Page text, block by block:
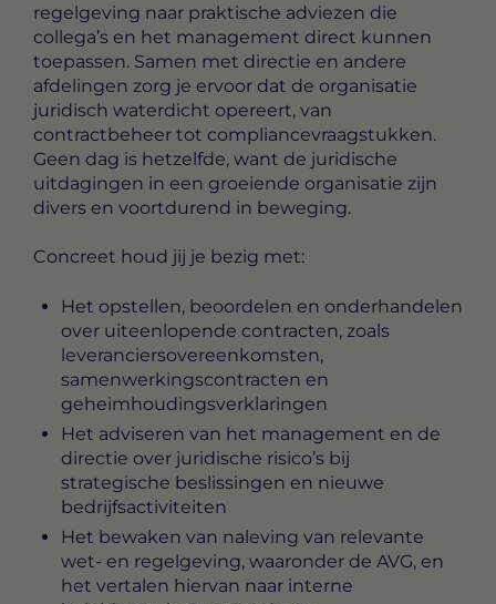
regelgeving naar praktische adviezen die
collega’s en het management direct kunnen
toepassen. Samen met directie en andere
afdelingen zorg je ervoor dat de organisatie
juridisch waterdicht opereert, van
contractbeheer tot compliancevraagstukken.
Geen dag is hetzelfde, want de juridische
uitdagingen in een groeiende organisatie zijn
divers en voortdurend in beweging.
Concreet houd jij je bezig met:
Het opstellen, beoordelen en onderhandelen
over uiteenlopende contracten, zoals
leveranciersovereenkomsten,
samenwerkingscontracten en
geheimhoudingsverklaringen
Het adviseren van het management en de
directie over juridische risico’s bij
strategische beslissingen en nieuwe
bedrijfsactiviteiten
Het bewaken van naleving van relevante
wet- en regelgeving, waaronder de AVG, en
het vertalen hiervan naar interne